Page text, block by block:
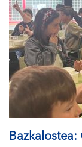
Bazkalostea: